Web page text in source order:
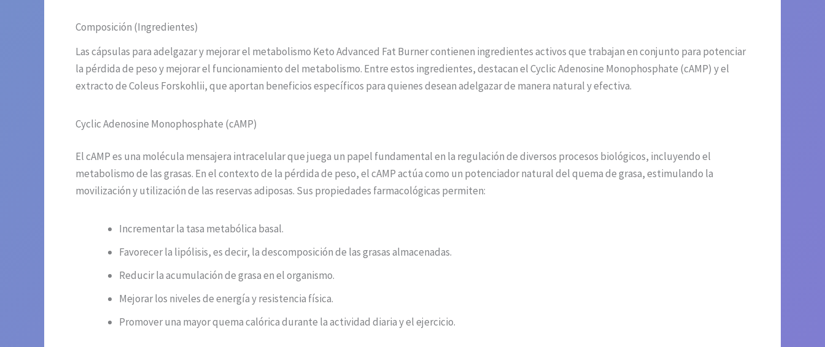
Composición (Ingredientes)
Las cápsulas para adelgazar y mejorar el metabolismo Keto Advanced Fat Burner contienen ingredientes activos que trabajan en conjunto para potenciar
la pérdida de peso y mejorar el funcionamiento del metabolismo. Entre estos ingredientes, destacan el Cyclic Adenosine Monophosphate (cAMP) y el
extracto de Coleus Forskohlii, que aportan beneficios específicos para quienes desean adelgazar de manera natural y efectiva.
Cyclic Adenosine Monophosphate (cAMP)
El cAMP es una molécula mensajera intracelular que juega un papel fundamental en la regulación de diversos procesos biológicos, incluyendo el
metabolismo de las grasas. En el contexto de la pérdida de peso, el cAMP actúa como un potenciador natural del quema de grasa, estimulando la
movilización y utilización de las reservas adiposas. Sus propiedades farmacológicas permiten:
Incrementar la tasa metabólica basal.
Favorecer la lipólisis, es decir, la descomposición de las grasas almacenadas.
Reducir la acumulación de grasa en el organismo.
Mejorar los niveles de energía y resistencia física.
Promover una mayor quema calórica durante la actividad diaria y el ejercicio.